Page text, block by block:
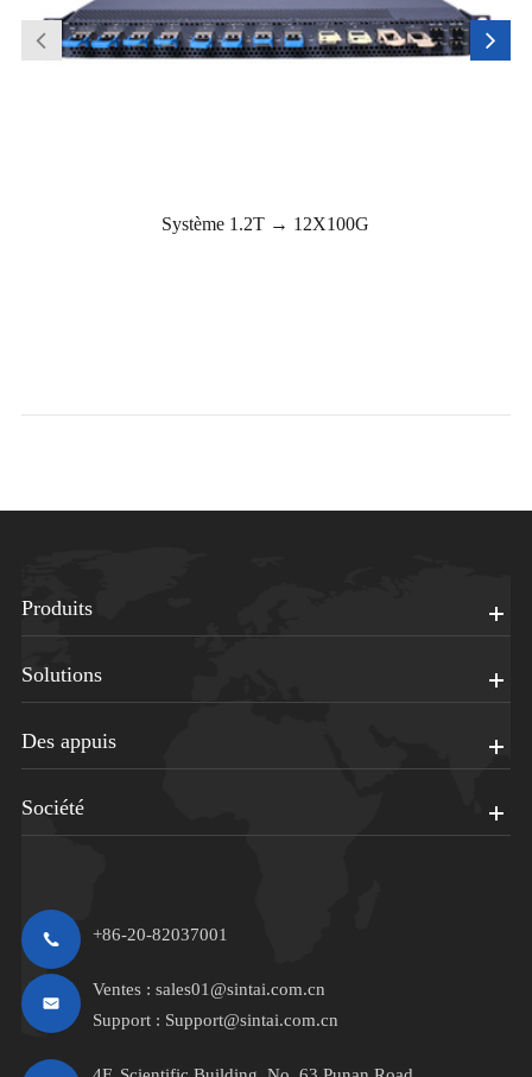
Système 1.2T → 12X100G
Produits
Solutions
Des appuis
Société
+86-20-82037001
Ventes : sales01@sintai.com.cn
Support : Support@sintai.com.cn